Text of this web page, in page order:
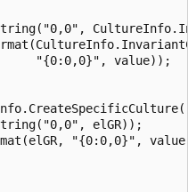
"{0:0,0}", value));
elGR));
"{0:0,0}",